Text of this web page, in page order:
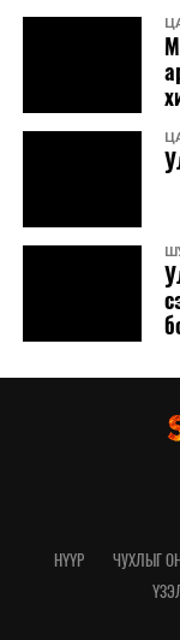
НҮҮР ЧУХЛЫГ